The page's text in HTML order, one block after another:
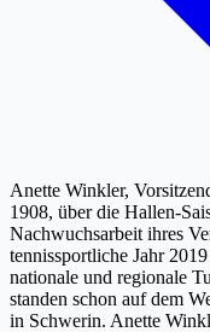
Anette Winkler,
1908, über die Hallen-
Nachwuchsarbeit ihres
tennissportliche Jahr
nationale und regionale
standen schon auf dem
in Schwerin. Anette